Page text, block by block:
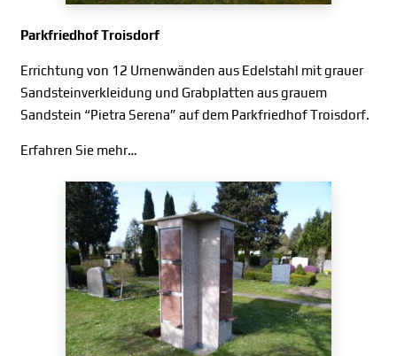
Parkfriedhof Troisdorf
Errichtung von 12 Urnenwänden aus Edelstahl mit grauer
Sandsteinverkleidung und Grabplatten aus grauem
Sandstein “Pietra Serena” auf dem Parkfriedhof Troisdorf.
Erfahren Sie mehr…